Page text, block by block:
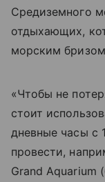
Средиземного
отдыхающих,
морским
«Чтобы не
стоит
дневные часы с
провести,
Grand Aquarium